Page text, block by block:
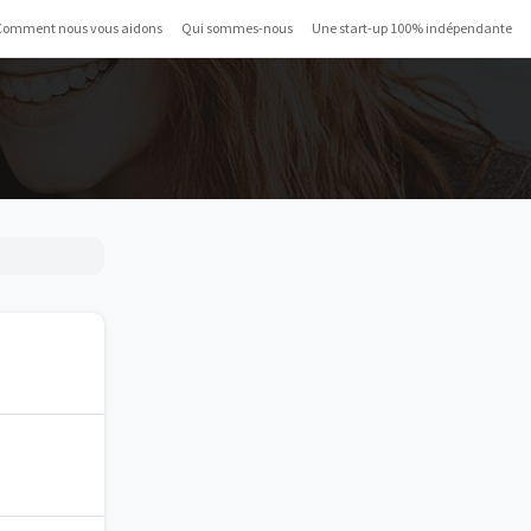
nous vous aidons Qui sommes-nous Une start-up 100% indépendante